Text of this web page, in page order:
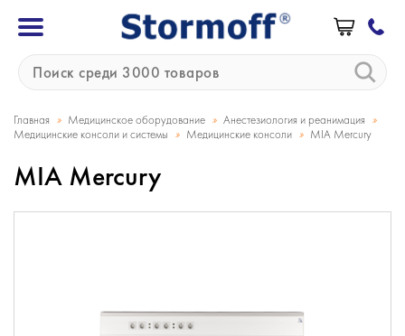
Главная » Медицинское оборудование » Анестезиология и реанимация »
Медицинские консоли и системы » Медицинские консоли » MIA Mercury
MIA Mercury